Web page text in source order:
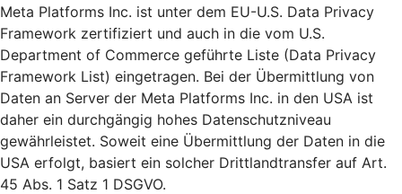
Meta Platforms Inc. ist unter dem EU-U.S. Data Privacy
Framework zertifiziert und auch in die vom U.S.
Department of Commerce geführte Liste (Data Privacy
Framework List) eingetragen. Bei der Übermittlung von
Daten an Server der Meta Platforms Inc. in den USA ist
daher ein durchgängig hohes Datenschutzniveau
gewährleistet. Soweit eine Übermittlung der Daten in die
USA erfolgt, basiert ein solcher Drittlandtransfer auf Art.
45 Abs. 1 Satz 1 DSGVO.